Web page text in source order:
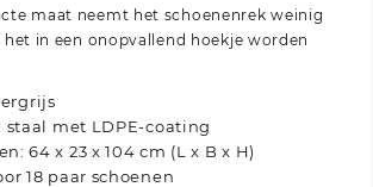
maat neemt het schoenenrek weinig
in een onopvallend hoekje worden
staal met LDPE-coating
64 x 23 x 104 cm (L x B x H)
18 paar schoenen